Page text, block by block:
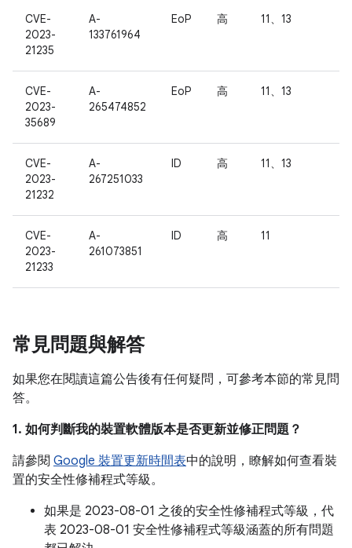
CVE-
2023-
21235
A-
133761964
EoP 高 11、13
CVE-
2023-
35689
A-
265474852
EoP 高 11、13
CVE-
2023-
21232
A-
267251033
ID 高 11、13
CVE-
2023-
21233
A-
261073851
ID 高 11
常見問題與解答
如果您在閱讀這篇公告後有任何疑問，可參考本節的常見問
答。
1. 如何判斷我的裝置軟體版本是否更新並修正問題？
請參閱 Google 裝置更新時間表中的說明，瞭解如何查看裝
置的安全性修補程式等級。
如果是 2023-08-01 之後的安全性修補程式等級，代
表 2023-08-01 安全性修補程式等級涵蓋的所有問題